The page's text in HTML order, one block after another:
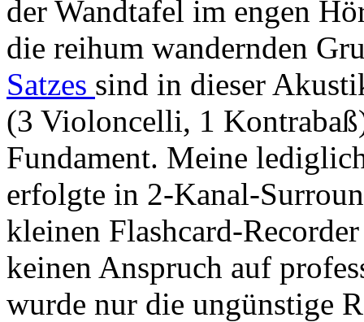
der Wandtafel im engen
die reihum wandernden
Satzes sind in dieser
(3 Violoncelli, 1
Fundament. Meine
erfolgte in 2-Kanal-
kleinen Flashcard-
keinen Anspruch auf
wurde nur die ungünstige